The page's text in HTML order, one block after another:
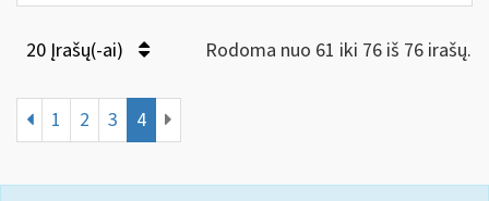
20 Įrašų(-ai) Rodoma nuo 61 iki 76 iš 76 irašų.
1 2 3 4